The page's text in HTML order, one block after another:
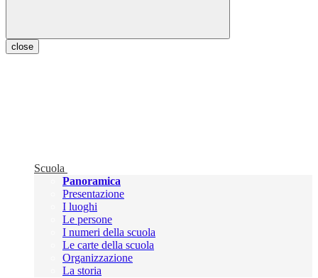
close
Scuola
Panoramica
Presentazione
I luoghi
Le persone
I numeri della scuola
Le carte della scuola
Organizzazione
La storia